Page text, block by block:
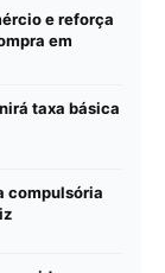
e reforça
em
taxa básica
compulsória